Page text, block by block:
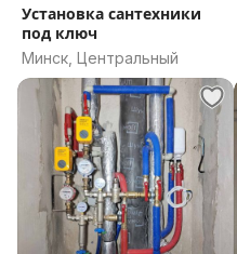
Установка сантехники
под ключ
Минск, Центральный